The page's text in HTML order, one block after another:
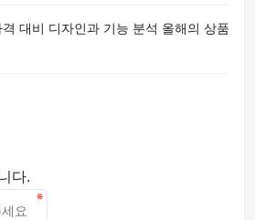
대비 디자인과 기능 분석 올해의 상품
다.